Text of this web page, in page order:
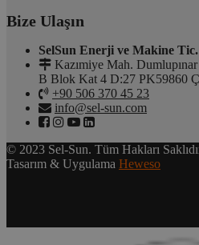
Bize Ulaşın
SelSun Enerji ve Makine
Kazımiye Mah.
B Blok Kat 4 D:27 PK59860
+90 506 370 45 23
info@sel-sun.com
© 2023 Sel-Sun. Tüm Hakları
Tasarım & Uygulama Heweso